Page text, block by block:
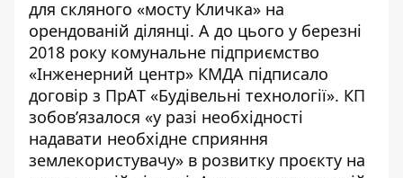
для скляного «мосту Кличка» на
орендованій ділянці. А до цього у березні
2018 року комунальне підприємство
«Інженерний центр» КМДА підписало
договір з ПрАТ «Будівельні технології». КП
зобов’язалося «у разі необхідності
надавати необхідне сприяння
землекористувачу» в розвитку проєкту на